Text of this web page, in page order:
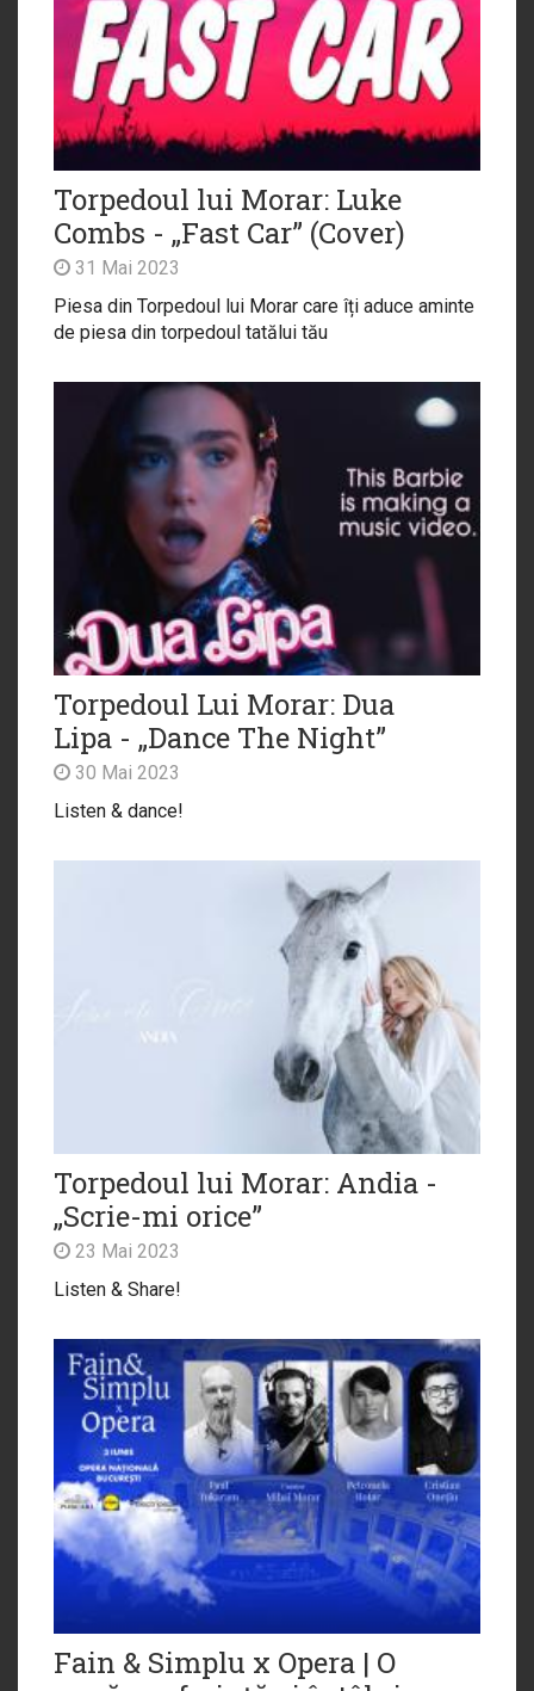
Torpedoul lui Morar: Luke
Combs - „Fast Car” (Cover)
31 Mai 2023
Piesa din Torpedoul lui Morar care îți aduce aminte
de piesa din torpedoul tatălui tău
Torpedoul Lui Morar: Dua
Lipa - „Dance The Night”
30 Mai 2023
Listen & dance!
Torpedoul lui Morar: Andia -
„Scrie-mi orice”
23 Mai 2023
Listen & Share!
Fain & Simplu x Opera | O